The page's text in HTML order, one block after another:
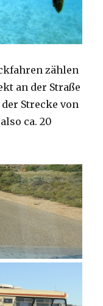
zählen
an der Straße
Strecke von
ca. 20